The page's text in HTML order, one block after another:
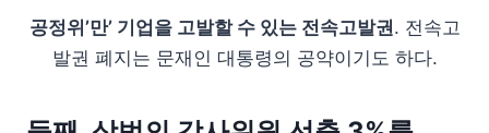
공정위’만’ 기업을 고발할 수 있는 전속고발권. 전속고
발권 폐지는 문재인 대통령의 공약이기도 하다.